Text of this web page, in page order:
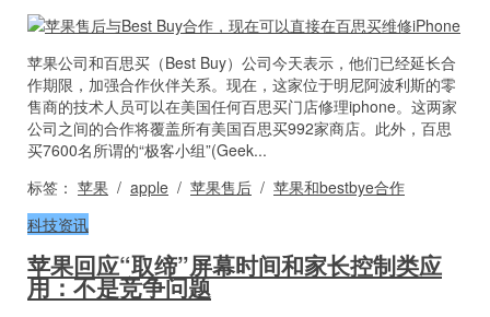
苹果公司和百思买（Best Buy）公司今天表示，他们已经延长合
作期限，加强合作伙伴关系。现在，这家位于明尼阿波利斯的零
售商的技术人员可以在美国任何百思买门店修理iphone。这两家
公司之间的合作将覆盖所有美国百思买992家商店。此外，百思
买7600名所谓的“极客小组”(Geek...
标签： 苹果 / apple / 苹果售后 / 苹果和bestbye合作
科技资讯
苹果回应“取缔”屏幕时间和家长控制类应
用：不是竞争问题